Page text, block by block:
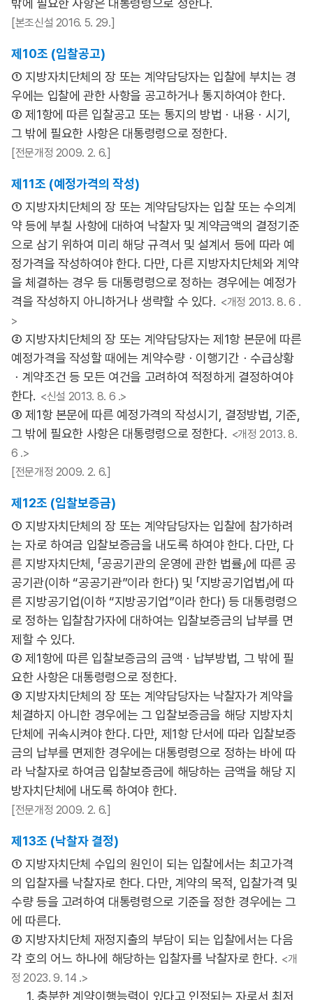
밖에 필요한 사항은 대통령령으로 정한다.
[본조신설 2016. 5. 29.]
제10조 (입찰공고)
① 지방자치단체의 장 또는 계약담당자는 입찰에 부치는 경
우에는 입찰에 관한 사항을 공고하거나 통지하여야 한다.
② 제1항에 따른 입찰공고 또는 통지의 방법ㆍ내용ㆍ시기,
그 밖에 필요한 사항은 대통령령으로 정한다.
[전문개정 2009. 2. 6.]
제11조 (예정가격의 작성)
① 지방자치단체의 장 또는 계약담당자는 입찰 또는 수의계
약 등에 부칠 사항에 대하여 낙찰자 및 계약금액의 결정기준
으로 삼기 위하여 미리 해당 규격서 및 설계서 등에 따라 예
정가격을 작성하여야 한다. 다만, 다른 지방자치단체와 계약
을 체결하는 경우 등 대통령령으로 정하는 경우에는 예정가
격을 작성하지 아니하거나 생략할 수 있다. <개정 2013. 8. 6 .
>
② 지방자치단체의 장 또는 계약담당자는 제1항 본문에 따른
예정가격을 작성할 때에는 계약수량ㆍ이행기간ㆍ수급상황
ㆍ계약조건 등 모든 여건을 고려하여 적정하게 결정하여야
한다. <신설 2013. 8. 6 .>
③ 제1항 본문에 따른 예정가격의 작성시기, 결정방법, 기준,
그 밖에 필요한 사항은 대통령령으로 정한다. <개정 2013. 8.
6 .>
[전문개정 2009. 2. 6.]
제12조 (입찰보증금)
① 지방자치단체의 장 또는 계약담당자는 입찰에 참가하려
는 자로 하여금 입찰보증금을 내도록 하여야 한다. 다만, 다
른 지방자치단체, 「공공기관의 운영에 관한 법률」에 따른 공
공기관(이하 “공공기관”이라 한다) 및 「지방공기업법」에 따
른 지방공기업(이하 “지방공기업”이라 한다) 등 대통령령으
로 정하는 입찰참가자에 대하여는 입찰보증금의 납부를 면
제할 수 있다.
② 제1항에 따른 입찰보증금의 금액ㆍ납부방법, 그 밖에 필
요한 사항은 대통령령으로 정한다.
③ 지방자치단체의 장 또는 계약담당자는 낙찰자가 계약을
체결하지 아니한 경우에는 그 입찰보증금을 해당 지방자치
단체에 귀속시켜야 한다. 다만, 제1항 단서에 따라 입찰보증
금의 납부를 면제한 경우에는 대통령령으로 정하는 바에 따
라 낙찰자로 하여금 입찰보증금에 해당하는 금액을 해당 지
방자치단체에 내도록 하여야 한다.
[전문개정 2009. 2. 6.]
제13조 (낙찰자 결정)
① 지방자치단체 수입의 원인이 되는 입찰에서는 최고가격
의 입찰자를 낙찰자로 한다. 다만, 계약의 목적, 입찰가격 및
수량 등을 고려하여 대통령령으로 기준을 정한 경우에는 그
에 따른다.
② 지방자치단체 재정지출의 부담이 되는 입찰에서는 다음
각 호의 어느 하나에 해당하는 입찰자를 낙찰자로 한다. <개
정 2023. 9. 14 .>
1. 충분한 계약이행능력이 있다고 인정되는 자로서 최저